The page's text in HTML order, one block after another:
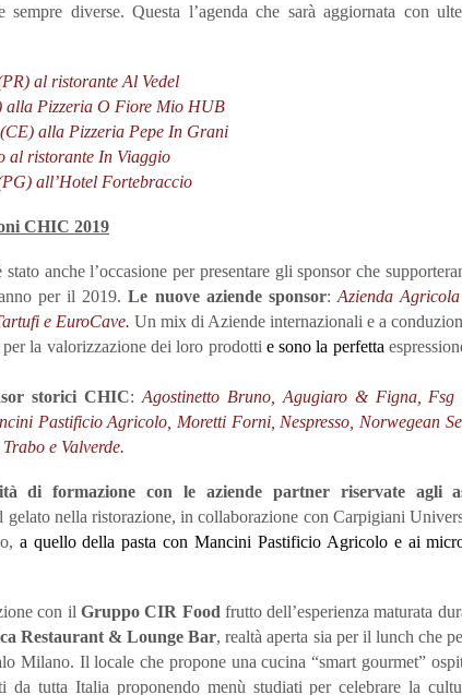
sempre diverse. Questa l’agenda che sarà aggiornata con
al ristorante Al Vedel
alla Pizzeria O Fiore Mio HUB
alla Pizzeria Pepe In Grani
al ristorante In Viaggio
all’Hotel Fortebraccio
CHIC 2019
anche l’occasione per presentare gli sponsor che
per il 2019.Le nuove aziende sponsor: Azienda
e EuroCave. Un mix di Aziende internazionali e a
la valorizzazione dei loro prodotti e sono la perfetta
storici CHIC: Agostinetto Bruno, Agugiaro & Figna,
Fsg
Pastificio Agricolo, Moretti Forni, Nespresso, Norwegean
e Valverde.
di formazione con le aziende partner riservate agli
nella ristorazione, in collaborazione con Carpigiani
a quello della pasta con Mancini Pastificio Agricolo e ai
con il Gruppo CIR Food frutto dell’esperienza maturata
Restaurant & Lounge Bar, realtà aperta sia per il lunch che
Milano. Il locale che propone una cucina “smart gourmet”
da tutta Italia proponendo menù studiati per celebrare la